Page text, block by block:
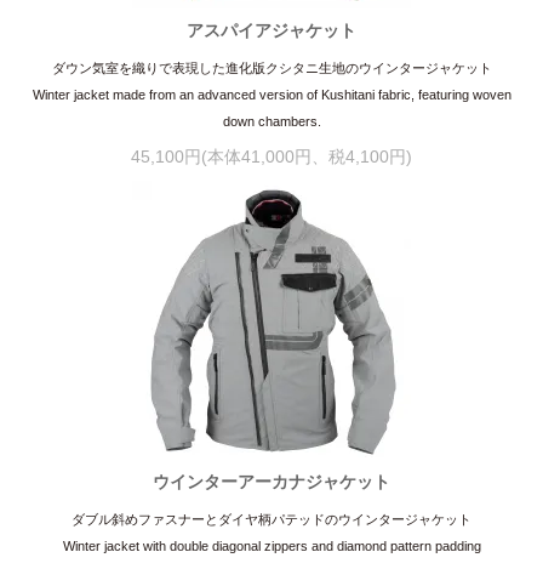
アスパイアジャケット
ダウン気室を織りで表現した進化版クシタニ生地のウインタージャケット
Winter jacket made from an advanced version of Kushitani fabric, featuring woven
down chambers.
45,100円(本体41,000円、税4,100円)
ウインターアーカナジャケット
ダブル斜めファスナーとダイヤ柄パテッドのウインタージャケット
Winter jacket with double diagonal zippers and diamond pattern padding